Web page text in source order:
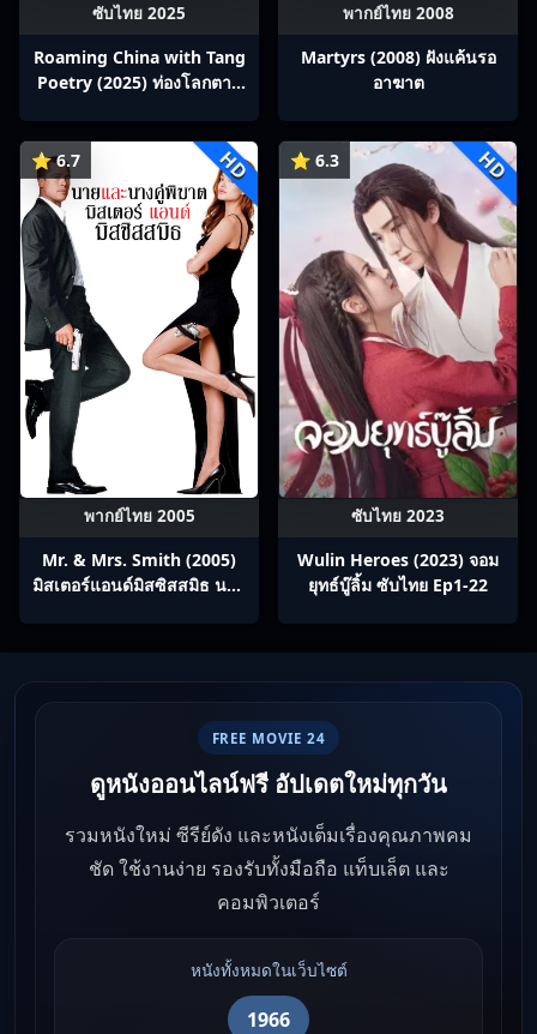
ซับไทย 2025
Roaming China with Tang
Poetry (2025) ท่องโลกตาม
พากย์ไทย 2008
Martyrs (2008) ฝังแค้นรอ
อาฆาต
⭐ 6.7 HD
พากย์ไทย 2005
Mr. & Mrs. Smith (2005)
มิสเตอร์แอนด์มิสซิสสมิธ นาย
⭐ 6.3 HD
ซับไทย 2023
Wulin Heroes (2023) จอม
ยุทธ์บู๊ลิ้ม ซับไทย Ep1-22
FREE MOVIE 24
ดูหนังออนไลน์ฟรี อัปเดตใหม่ทุกวัน
รวมหนังใหม่ ซีรีย์ดัง และหนังเต็มเรื่องคุณภาพคม
ชัด ใช้งานง่าย รองรับทั้งมือถือ แท็บเล็ต และ
คอมพิวเตอร์
หนังทั้งหมดในเว็บไซต์
1966